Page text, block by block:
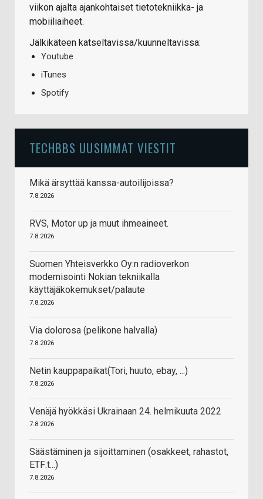
viikon ajalta ajankohtaiset tietotekniikka- ja
mobiiliaiheet.
Jälkikäteen katseltavissa/kuunneltavissa:
Youtube
iTunes
Spotify
TECHBBS UUSIMMAT VIESTIT
Mikä ärsyttää kanssa-autoilijoissa?
7.8.2026
RVS, Motor up ja muut ihmeaineet.
7.8.2026
Suomen Yhteisverkko Oy:n radioverkon
modernisointi Nokian tekniikalla
käyttäjäkokemukset/palaute
7.8.2026
Via dolorosa (pelikone halvalla)
7.8.2026
Netin kauppapaikat(Tori, huuto, ebay, ...)
7.8.2026
Venäjä hyökkäsi Ukrainaan 24. helmikuuta 2022
7.8.2026
Säästäminen ja sijoittaminen (osakkeet, rahastot,
ETF:t...)
7.8.2026